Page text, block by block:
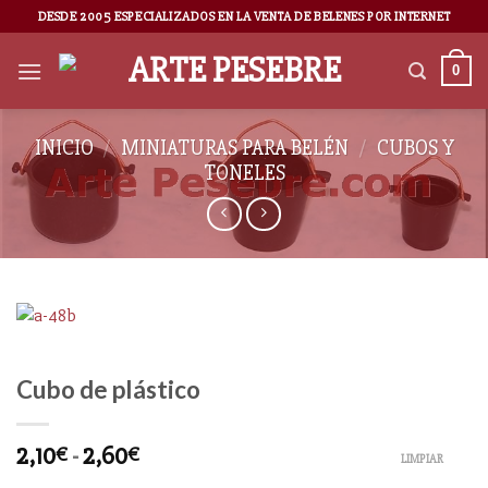
DESDE 2005 ESPECIALIZADOS EN LA VENTA DE BELENES POR INTERNET
0
INICIO / MINIATURAS PARA BELÉN / CUBOS Y
TONELES
Cubo de plástico
2,10€ -2,60€ LIMPIAR